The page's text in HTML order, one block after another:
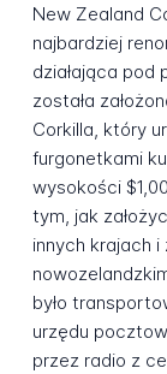
New Zealand
najbardziej
działająca pod
została
Corkilla, który
furgonetkami
wysokości
tym, jak
innych krajach
było
urzędu
przez radio z